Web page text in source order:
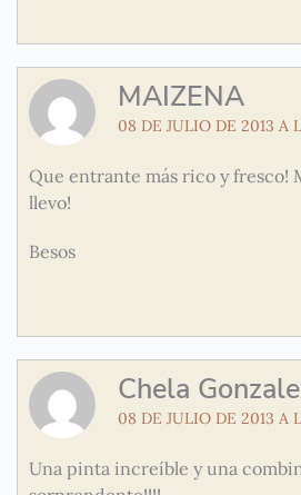
MAIZENA
08 DE JULIO DE 2013 A
Que entrante más rico y fresco!
llevo!
Besos
Chela
08 DE JULIO DE 2013 A
Una pinta increíble y una